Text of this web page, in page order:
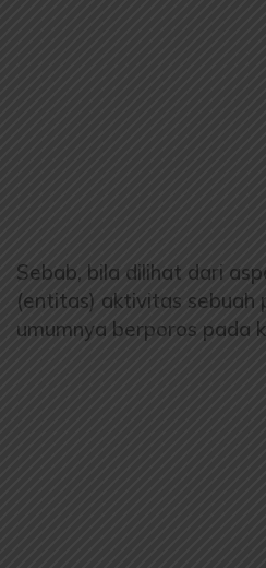
Sebab, bila dilihat dari
(entitas) aktivitas sebuah
umumnya berporos pada